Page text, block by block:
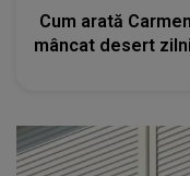
Cum arată
mâncat desert